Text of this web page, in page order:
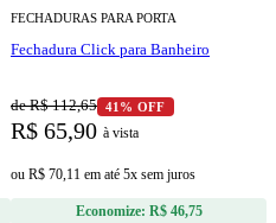
FECHADURAS PARA PORTA
Fechadura Click para Banheiro
de R$ 112,65 41% OFF
R$ 65,90 à vista
ou R$ 70,11 em até 5x sem juros
Economize: R$ 46,75